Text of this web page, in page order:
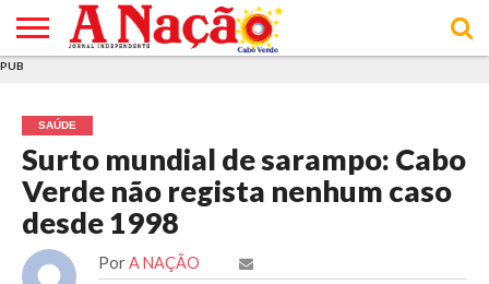
E DE
COOKIES
DE
UTILIZAÇÃO
PUB
SAÚDE
Surto mundial de sarampo: Cabo
Verde não regista nenhum caso
desde 1998
Por A NAÇÃO